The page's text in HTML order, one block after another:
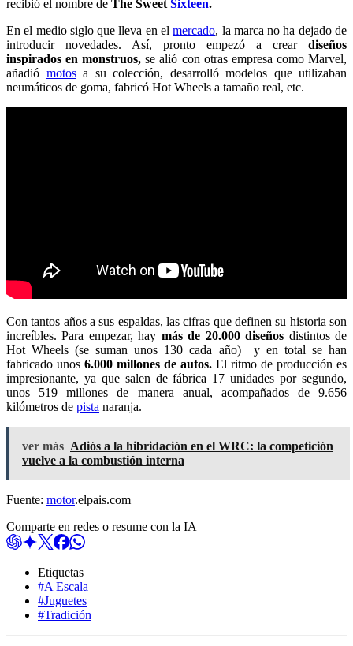
recibió el nombre de The Sweet Sixteen.
En el medio siglo que lleva en elmercado, la marca no ha dejado de
introducir novedades. Así, pronto empezó a crear diseños
inspirados en monstruos, se alió con otras empresa como Marvel,
añadió motosa su colección, desarrolló modelos que utilizaban
neumáticos de goma, fabricó Hot Wheels a tamaño real, etc.
Con tantos años a sus espaldas, las cifras que definen su historia son
increíbles. Para empezar, hay más de 20.000 diseños distintos de
Hot Wheels (se suman unos 130 cada año) y en total se han
fabricado unos 6.000 millones de autos. El ritmo de producción es
impresionante, ya que salen de fábrica 17 unidades por segundo,
unos 519 millones de manera anual, acompañados de 9.656
kilómetros de pista naranja.
ver más Adiós a la hibridación en el WRC: la competición
vuelve a la combustión interna
Fuente: motor.elpais.com
Comparte en redes o resume con la IA
Etiquetas
#A Escala
#Juguetes
#Tradición